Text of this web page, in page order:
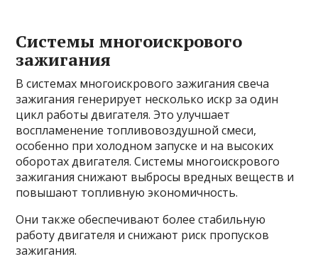
Системы многоискрового
зажигания
В системах многоискрового зажигания свеча
зажигания генерирует несколько искр за один
цикл работы двигателя. Это улучшает
воспламенение топливовоздушной смеси,
особенно при холодном запуске и на высоких
оборотах двигателя. Системы многоискрового
зажигания снижают выбросы вредных веществ и
повышают топливную экономичность.
Они также обеспечивают более стабильную
работу двигателя и снижают риск пропусков
зажигания.